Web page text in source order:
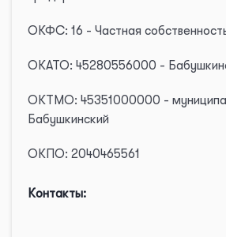
ОКФС: 16 - Частная
ОКАТО: 45280556000 -
ОКТМО: 45351000000 -
Бабушкинский
ОКПО: 2040465561
Контакты: